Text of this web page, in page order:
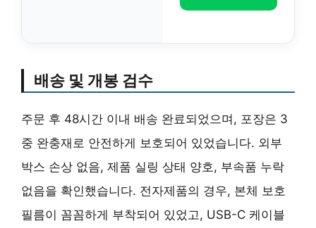
배송 및 개봉 검수
주문 후 48시간 이내 배송 완료되었으며, 포장은 3
중 완충재로 안전하게 보호되어 있었습니다. 외부
박스 손상 없음, 제품 실링 상태 양호, 부속품 누락
없음을 확인했습니다. 전자제품의 경우, 본체 보호
필름이 꼼꼼하게 부착되어 있었고, USB-C 케이블